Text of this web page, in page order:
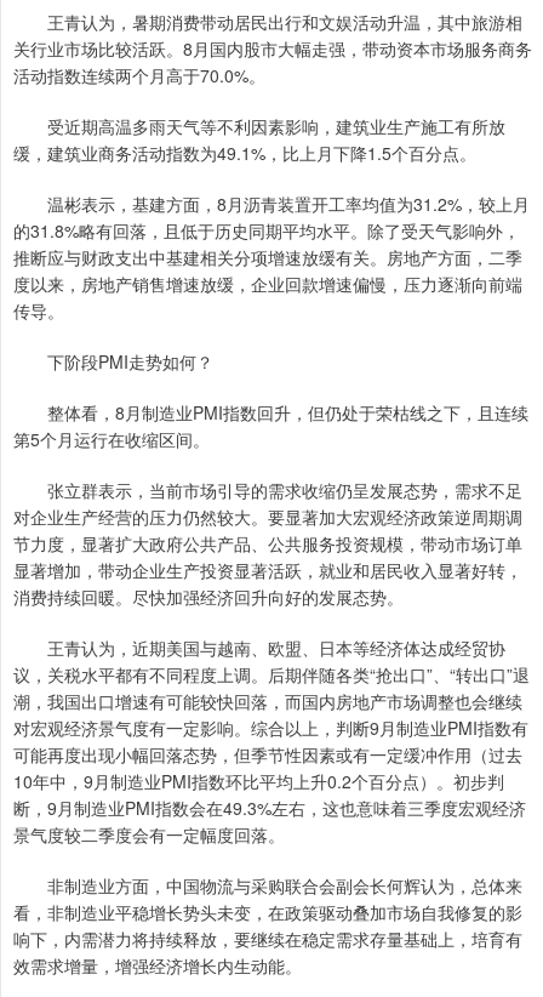
王青认为，暑期消费带动居民出行和文娱活动升温，其中旅游相
关行业市场比较活跃。8月国内股市大幅走强，带动资本市场服务商务
活动指数连续两个月高于70.0%。
受近期高温多雨天气等不利因素影响，建筑业生产施工有所放
缓，建筑业商务活动指数为49.1%，比上月下降1.5个百分点。
温彬表示，基建方面，8月沥青装置开工率均值为31.2%，较上月
的31.8%略有回落，且低于历史同期平均水平。除了受天气影响外，
推断应与财政支出中基建相关分项增速放缓有关。房地产方面，二季
度以来，房地产销售增速放缓，企业回款增速偏慢，压力逐渐向前端
传导。
下阶段PMI走势如何？
整体看，8月制造业PMI指数回升，但仍处于荣枯线之下，且连续
第5个月运行在收缩区间。
张立群表示，当前市场引导的需求收缩仍呈发展态势，需求不足
对企业生产经营的压力仍然较大。要显著加大宏观经济政策逆周期调
节力度，显著扩大政府公共产品、公共服务投资规模，带动市场订单
显著增加，带动企业生产投资显著活跃，就业和居民收入显著好转，
消费持续回暖。尽快加强经济回升向好的发展态势。
王青认为，近期美国与越南、欧盟、日本等经济体达成经贸协
议，关税水平都有不同程度上调。后期伴随各类“抢出口”、“转出口”退
潮，我国出口增速有可能较快回落，而国内房地产市场调整也会继续
对宏观经济景气度有一定影响。综合以上，判断9月制造业PMI指数有
可能再度出现小幅回落态势，但季节性因素或有一定缓冲作用（过去
10年中，9月制造业PMI指数环比平均上升0.2个百分点）。初步判
断，9月制造业PMI指数会在49.3%左右，这也意味着三季度宏观经济
景气度较二季度会有一定幅度回落。
非制造业方面，中国物流与采购联合会副会长何辉认为，总体来
看，非制造业平稳增长势头未变，在政策驱动叠加市场自我修复的影
响下，内需潜力将持续释放，要继续在稳定需求存量基础上，培育有
效需求增量，增强经济增长内生动能。